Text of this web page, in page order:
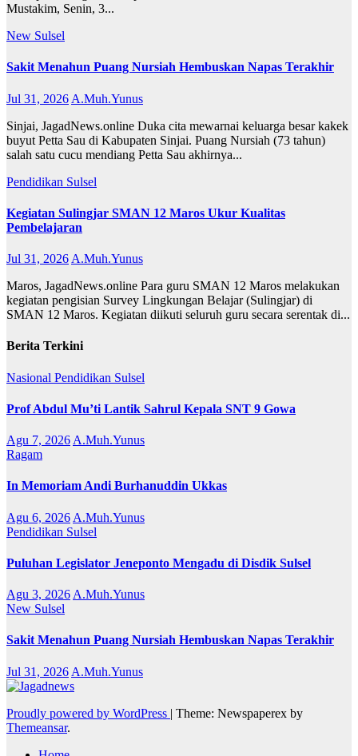
Mustakim, Senin, 3...
New Sulsel
Sakit Menahun Puang Nursiah Hembuskan Napas Terakhir
Jul 31, 2026 A.Muh.Yunus
Sinjai, JagadNews.online Duka cita mewarnai keluarga besar kakek
buyut Petta Sau di Kabupaten Sinjai. Puang Nursiah (73 tahun)
salah satu cucu mendiang Petta Sau akhirnya...
Pendidikan Sulsel
Kegiatan Sulingjar SMAN 12 Maros Ukur Kualitas
Pembelajaran
Jul 31, 2026 A.Muh.Yunus
Maros, JagadNews.online Para guru SMAN 12 Maros melakukan
kegiatan pengisian Survey Lingkungan Belajar (Sulingjar) di
SMAN 12 Maros. Kegiatan diikuti seluruh guru secara serentak di...
Berita Terkini
Nasional Pendidikan Sulsel
Prof Abdul Mu’ti Lantik Sahrul Kepala SNT 9 Gowa
Agu 7, 2026 A.Muh.Yunus
Ragam
In Memoriam Andi Burhanuddin Ukkas
Agu 6, 2026 A.Muh.Yunus
Pendidikan Sulsel
Puluhan Legislator Jeneponto Mengadu di Disdik Sulsel
Agu 3, 2026 A.Muh.Yunus
New Sulsel
Sakit Menahun Puang Nursiah Hembuskan Napas Terakhir
Jul 31, 2026 A.Muh.Yunus
Proudly powered by WordPress | Theme: Newspaperex by
Themeansar.